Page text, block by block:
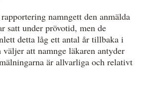
namngett den anmälda
satt under prövotid, men de
detta låg ett antal år tillbaka i
att namnge läkaren antyder
är allvarliga och relativt